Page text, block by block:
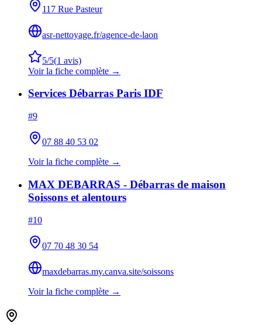
117 Rue Pasteur
asr-nettoyage.fr/agence-de-laon
5/5(1 avis)
Voir la fiche complète →
Services Débarras Paris IDF
#9
07 88 40 53 02
Voir la fiche complète →
MAX DEBARRAS - Débarras de maison
Soissons et alentours
#10
07 70 48 30 54
maxdebarras.my.canva.site/soissons
Voir la fiche complète →